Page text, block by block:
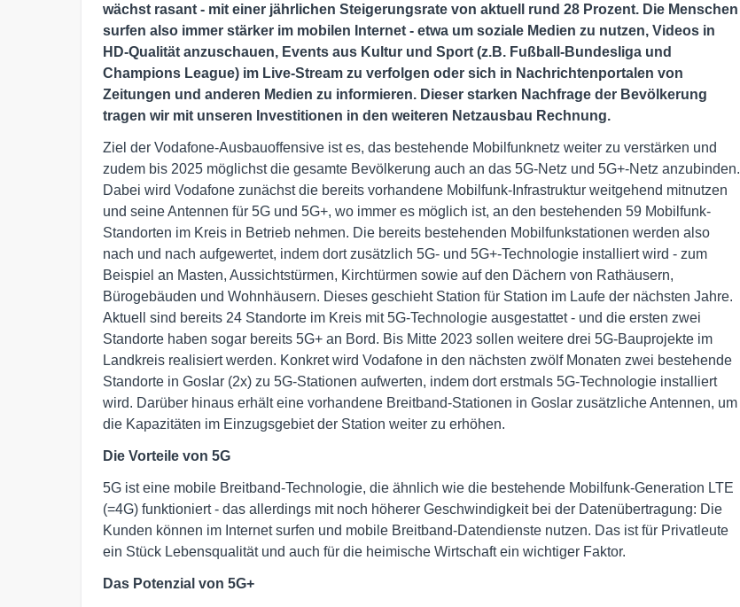
wächst rasant - mit einer jährlichen Steigerungsrate von aktuell rund 28 Prozent. Die Menschen
surfen also immer stärker im mobilen Internet - etwa um soziale Medien zu nutzen, Videos in
HD-Qualität anzuschauen, Events aus Kultur und Sport (z.B. Fußball-Bundesliga und
Champions League) im Live-Stream zu verfolgen oder sich in Nachrichtenportalen von
Zeitungen und anderen Medien zu informieren. Dieser starken Nachfrage der Bevölkerung
tragen wir mit unseren Investitionen in den weiteren Netzausbau Rechnung.
Ziel der Vodafone-Ausbauoffensive ist es, das bestehende Mobilfunknetz weiter zu verstärken und
zudem bis 2025 möglichst die gesamte Bevölkerung auch an das 5G-Netz und 5G+-Netz anzubinden.
Dabei wird Vodafone zunächst die bereits vorhandene Mobilfunk-Infrastruktur weitgehend mitnutzen
und seine Antennen für 5G und 5G+, wo immer es möglich ist, an den bestehenden 59 Mobilfunk-
Standorten im Kreis in Betrieb nehmen. Die bereits bestehenden Mobilfunkstationen werden also
nach und nach aufgewertet, indem dort zusätzlich 5G- und 5G+-Technologie installiert wird - zum
Beispiel an Masten, Aussichtstürmen, Kirchtürmen sowie auf den Dächern von Rathäusern,
Bürogebäuden und Wohnhäusern. Dieses geschieht Station für Station im Laufe der nächsten Jahre.
Aktuell sind bereits 24 Standorte im Kreis mit 5G-Technologie ausgestattet - und die ersten zwei
Standorte haben sogar bereits 5G+ an Bord. Bis Mitte 2023 sollen weitere drei 5G-Bauprojekte im
Landkreis realisiert werden. Konkret wird Vodafone in den nächsten zwölf Monaten zwei bestehende
Standorte in Goslar (2x) zu 5G-Stationen aufwerten, indem dort erstmals 5G-Technologie installiert
wird. Darüber hinaus erhält eine vorhandene Breitband-Stationen in Goslar zusätzliche Antennen, um
die Kapazitäten im Einzugsgebiet der Station weiter zu erhöhen.
Die Vorteile von 5G
5G ist eine mobile Breitband-Technologie, die ähnlich wie die bestehende Mobilfunk-Generation LTE
(=4G) funktioniert - das allerdings mit noch höherer Geschwindigkeit bei der Datenübertragung: Die
Kunden können im Internet surfen und mobile Breitband-Datendienste nutzen. Das ist für Privatleute
ein Stück Lebensqualität und auch für die heimische Wirtschaft ein wichtiger Faktor.
Das Potenzial von 5G+